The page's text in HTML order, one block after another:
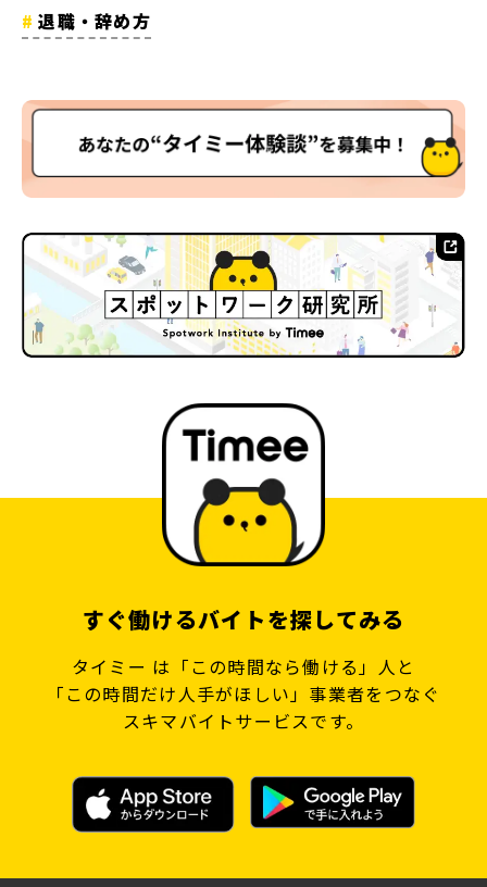
退職・辞め方
すぐ働けるバイトを探してみる
タイミー は「この時間なら働ける」人と
「この時間だけ人手がほしい」事業者をつなぐ
スキマバイトサービスです。